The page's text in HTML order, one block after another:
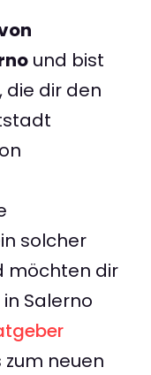
und bist
die dir den
solcher
möchten dir
Salerno
neuen